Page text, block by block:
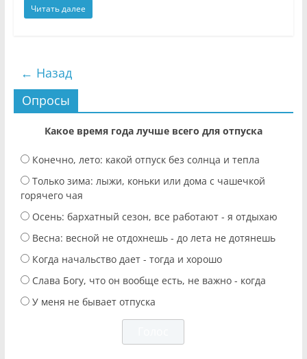
Читать далее
← Назад
Опросы
Какое время года лучше всего для отпуска
Конечно, лето: какой отпуск без солнца и тепла
Только зима: лыжи, коньки или дома с чашечкой
горячего чая
Осень: бархатный сезон, все работают - я отдыхаю
Весна: весной не отдохнешь - до лета не дотянешь
Когда начальство дает - тогда и хорошо
Слава Богу, что он вообще есть, не важно - когда
У меня не бывает отпуска